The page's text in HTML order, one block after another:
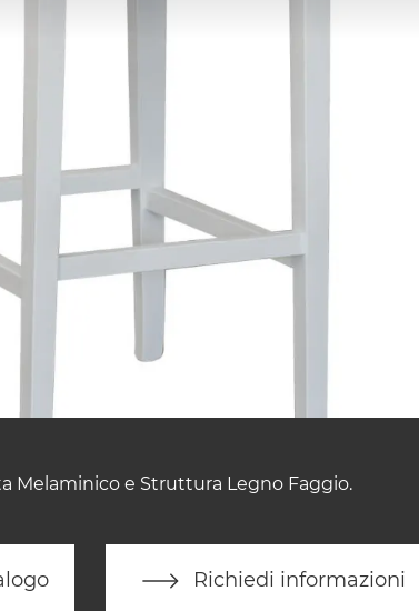
Melaminico e Struttura Legno Faggio.
Richiedi informazioni